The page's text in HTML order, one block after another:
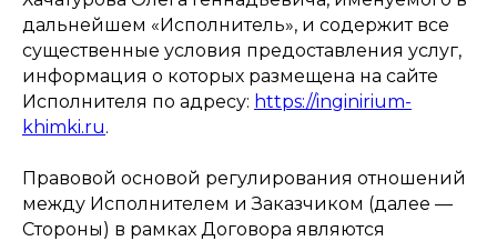
дальнейшем «Исполнитель», и содержит все
существенные условия предоставления услуг,
информация о которых размещена на сайте
Исполнителя по адресу: https://inginirium-
khimki.ru.
Правовой основой регулирования отношений
между Исполнителем и Заказчиком (далее —
Стороны) в рамках Договора являются